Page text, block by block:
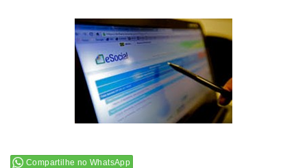
Compartilhe no WhatsApp